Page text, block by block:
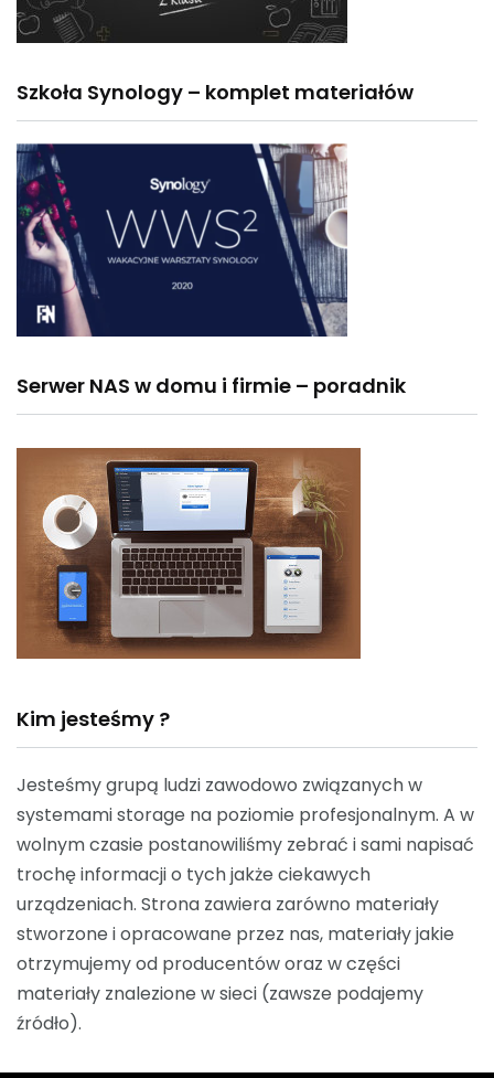
Szkoła Synology – komplet materiałów
Serwer NAS w domu i firmie – poradnik
Kim jesteśmy ?
Jesteśmy grupą ludzi zawodowo związanych w
systemami storage na poziomie profesjonalnym. A w
wolnym czasie postanowiliśmy zebrać i sami napisać
trochę informacji o tych jakże ciekawych
urządzeniach. Strona zawiera zarówno materiały
stworzone i opracowane przez nas, materiały jakie
otrzymujemy od producentów oraz w części
materiały znalezione w sieci (zawsze podajemy
źródło).